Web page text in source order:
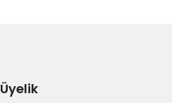
Üyelik